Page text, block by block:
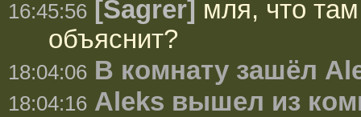
16:45:56 [Sagrer] мля, что
объяснит?
18:04:06 В комнату зашёл
18:04:16 Aleks вышел из